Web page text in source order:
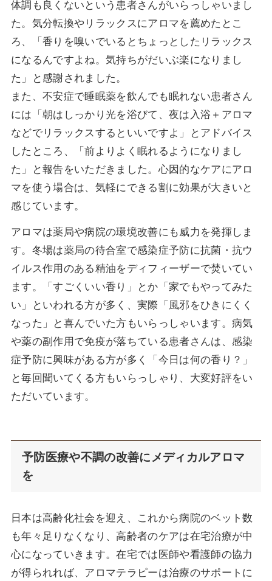
体調も良くないという患者さんがいらっしゃいまし
た。気分転換やリラックスにアロマを薦めたとこ
ろ、「香りを嗅いでいるとちょっとしたリラックス
になるんですよね。気持ちがだいぶ楽になりまし
た」と感謝されました。
また、不安症で睡眠薬を飲んでも眠れない患者さん
には「朝はしっかり光を浴びて、夜は入浴＋アロマ
などでリラックスするといいですよ」とアドバイス
したところ、「前よりよく眠れるようになりまし
た」と報告をいただきました。心因的なケアにアロ
マを使う場合は、気軽にできる割に効果が大きいと
感じています。
アロマは薬局や病院の環境改善にも威力を発揮しま
す。冬場は薬局の待合室で感染症予防に抗菌・抗ウ
イルス作用のある精油をディフィーザーで焚いてい
ます。「すごくいい香り」とか「家でもやってみた
い」といわれる方が多く、実際「風邪をひきにくく
なった」と喜んでいた方もいらっしゃいます。病気
や薬の副作用で免疫が落ちている患者さんは、感染
症予防に興味がある方が多く「今日は何の香り？」
と毎回聞いてくる方もいらっしゃり、大変好評をい
ただいています。
予防医療や不調の改善にメディカルアロマ
を
日本は高齢化社会を迎え、これから病院のベット数
も年々足りなくなり、高齢者のケアは在宅治療が中
心になっていきます。在宅では医師や看護師の協力
が得られれば、アロマテラピーは治療のサポートに